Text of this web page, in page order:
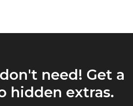
need! Get a
hidden extras.